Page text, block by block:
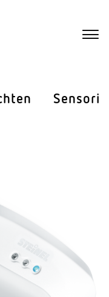
Sensorik